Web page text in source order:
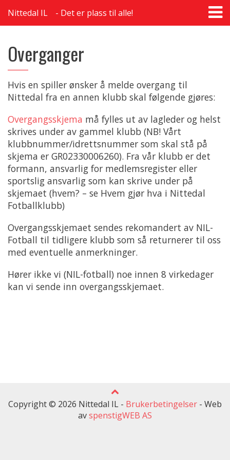
Nittedal IL Det er plass til alle!
Overganger
Hvis en spiller ønsker å melde overgang til
Nittedal fra en annen klubb skal følgende gjøres:
Overgangsskjema må fylles ut av lagleder og helst
skrives under av gammel klubb (NB! Vårt
klubbnummer/idrettsnummer som skal stå på
skjema er GR02330006260). Fra vår klubb er det
formann, ansvarlig for medlemsregister eller
sportslig ansvarlig som kan skrive under på
skjemaet (hvem? – se Hvem gjør hva i Nittedal
Fotballklubb)
Overgangsskjemaet sendes rekomandert av NIL-
Fotball til tidligere klubb som så returnerer til oss
med eventuelle anmerkninger.
Hører ikke vi (NIL-fotball) noe innen 8 virkedager
kan vi sende inn overgangsskjemaet.
Copyright © 2026 Nittedal IL - Brukerbetingelser - Web
avspenstigWEB AS